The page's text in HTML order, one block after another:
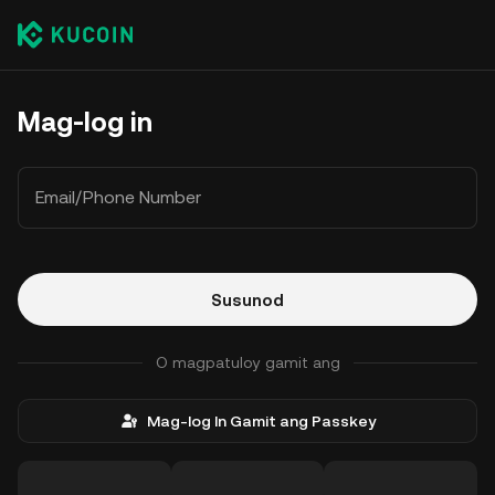
Mag-log in
Email/Phone Number
Susunod
O magpatuloy gamit ang
Mag-log In Gamit ang Passkey